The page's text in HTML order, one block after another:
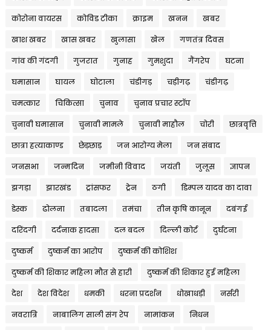
कोरोना वायरस कोविड टीका क्राइम खनन खबर
खाश खबर खास खबर खुलासा खेल गणतंत्र दिवस
गांव की गंदगी गुजरात गुनाह गुमशुदा गैंगरेप घटना
घमासान घायल घोटाला चंडीगड़ चड़ीगढ़ चंडीगढ़
चमत्कार चिकित्सा चुनाव चुनाव प्रचार स्टॉप
चुनावी घमासान चुनावी मामले चुनावी माहौल चोरी छात्रवृत्ति
छात्रा हत्याकाण्ड छेड़छाड़ जन आरोग्य मेला जन संबाद
जनसभा जन्मदिन जमीनी विवाद जयंती जुलूस ज्ञापन
झगड़ा झारखंड ट्रांसफर ट्रेन ठगी डिम्पल यादव का दावा
डेस्क ढोलना तबादला तमंचा तीन कृषि कानून दबंगई
दरिंदगी दर्दनाक हादसा दल बदल दिल्ली कोर्ट दुर्घटना
दुष्कर्म दुष्कर्म का आरोप दुष्कर्म की कोशिश
दुष्कर्म की शिकार महिला मौत से हारी दुष्कर्म की शिकार हुई महिला
देश देश विदेश धमकी धरना प्रदर्शन धोखाधड़ी नर्सरी
नवरात्रि नाबालिग साली संग रेप नामांकन निधन